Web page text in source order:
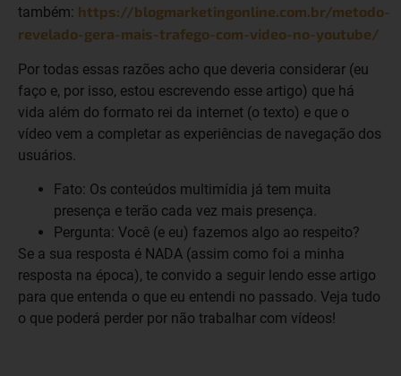
também: https://blogmarketingonline.com.br/metodo-
revelado-gera-mais-trafego-com-video-no-youtube/
Por todas essas razões acho que deveria considerar (eu
faço e, por isso, estou escrevendo esse artigo) que há
vida além do formato rei da internet (o texto) e que o
vídeo vem a completar as experiências de navegação dos
usuários.
Fato: Os conteúdos multimídia já tem muita
presença e terão cada vez mais presença.
Pergunta: Você (e eu) fazemos algo ao respeito?
Se a sua resposta é NADA (assim como foi a minha
resposta na época), te convido a seguir lendo esse artigo
para que entenda o que eu entendi no passado. Veja tudo
o que poderá perder por não trabalhar com vídeos!